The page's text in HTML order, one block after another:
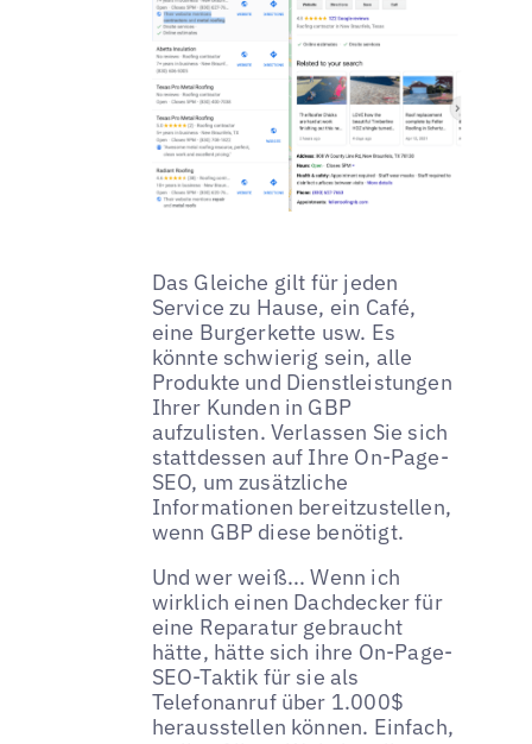
Das Gleiche gilt für jeden
Service zu Hause, ein Café,
eine Burgerkette usw. Es
könnte schwierig sein, alle
Produkte und Dienstleistungen
Ihrer Kunden in GBP
aufzulisten. Verlassen Sie sich
stattdessen auf Ihre On-Page-
SEO, um zusätzliche
Informationen bereitzustellen,
wenn GBP diese benötigt.
Und wer weiß... Wenn ich
wirklich einen Dachdecker für
eine Reparatur gebraucht
hätte, hätte sich ihre On-Page-
SEO-Taktik für sie als
Telefonanruf über 1.000$
herausstellen können. Einfach,